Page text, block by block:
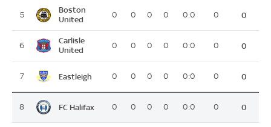
5
Boston
United
0 0 0 0 0:0 0 0
6
Carlisle
United
0 0 0 0 0:0 0 0
7 Eastleigh 0 0 0 0 0:0 0 0
8 FC Halifax 0 0 0 0 0:0 0 0